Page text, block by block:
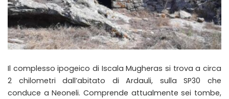
Il complesso ipogeico di Iscala Mugheras si trova a circa
2 chilometri dall’abitato di Ardauli, sulla SP30 che
conduce a Neoneli. Comprende attualmente sei tombe,